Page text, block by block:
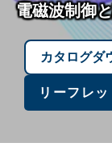
電磁波制御
カタログダ
リーフレ